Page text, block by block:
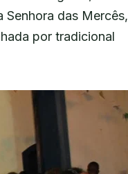
das Mercês,
por tradicional